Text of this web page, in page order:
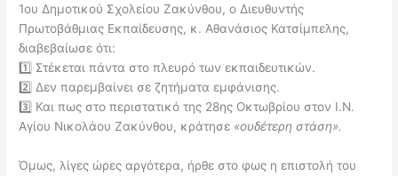
1ου Δημοτικού Σχολείου Ζακύνθου, ο Διευθυντής
Πρωτοβάθμιας Εκπαίδευσης, κ. Αθανάσιος Κατσίμπελης,
διαβεβαίωσε ότι:
1️⃣ Στέκεται πάντα στο πλευρό των εκπαιδευτικών.
2️⃣ Δεν παρεμβαίνει σε ζητήματα εμφάνισης.
3️⃣ Και πως στο περιστατικό της 28ης Οκτωβρίου στον Ι.Ν.
Αγίου Νικολάου Ζακύνθου, κράτησε «ουδέτερη στάση».
Όμως, λίγες ώρες αργότερα, ήρθε στο φως η επιστολή του